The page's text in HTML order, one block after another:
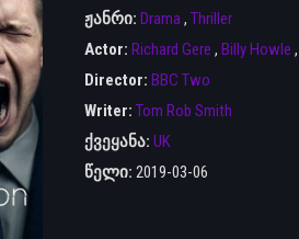
ჟანრი: Drama, Thriller
Actor: Richard Gere , Billy Howle ,
Director: BBC Two
Writer: Tom Rob Smith
ქვეყანა: UK
წელი: 2019-03-06